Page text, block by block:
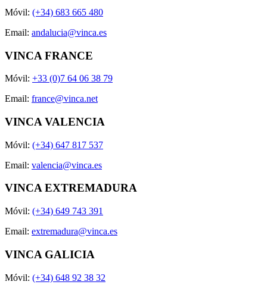
Móvil: (+34) 683 665 480
Email: andalucia@vinca.es
VINCA FRANCE
Móvil: +33 (0)7 64 06 38 79
Email: france@vinca.net
VINCA VALENCIA
Móvil: (+34) 647 817 537
Email: valencia@vinca.es
VINCA EXTREMADURA
Móvil: (+34) 649 743 391
Email: extremadura@vinca.es
VINCA GALICIA
Móvil: (+34) 648 92 38 32